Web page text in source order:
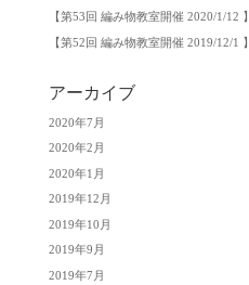
【第53回 編み物教室開催 2020/1/12 】
【第52回 編み物教室開催 2019/12/1 】
アーカイブ
2020年7月
2020年2月
2020年1月
2019年12月
2019年10月
2019年9月
2019年7月